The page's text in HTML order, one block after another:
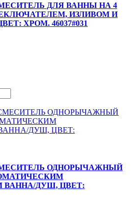
ДЛЯ ВАННЫ НА 4
ИЗЛИВОМ И
ХРОМ. 46037#031
СМЕСИТЕЛЬ ОДНОРЫЧАЖНЫЙ
ДУШ, ЦВЕТ: